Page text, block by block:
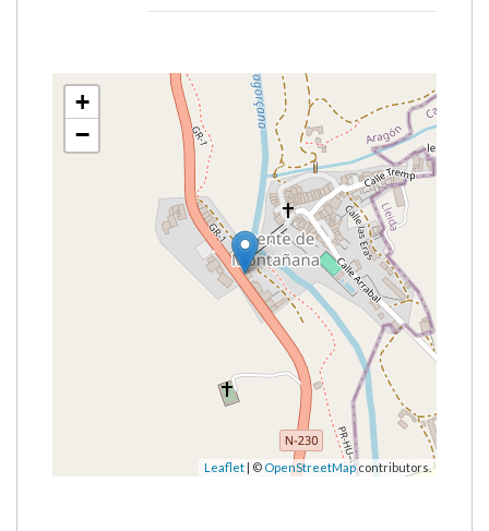
+
−
Leaflet | © OpenStreetMapcontributors.